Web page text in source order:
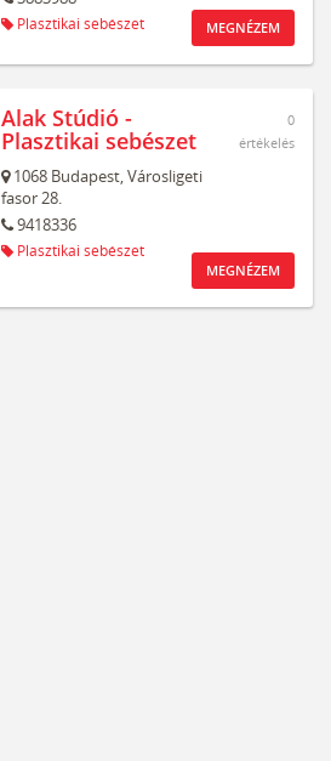
Plasztikai sebészet MEGNÉZEM
Alak Stúdió -
Plasztikai sebészet
1068 Budapest,Városligeti
fasor 28.
9418336
Plasztikai sebészet
0
értékelés
MEGNÉZEM